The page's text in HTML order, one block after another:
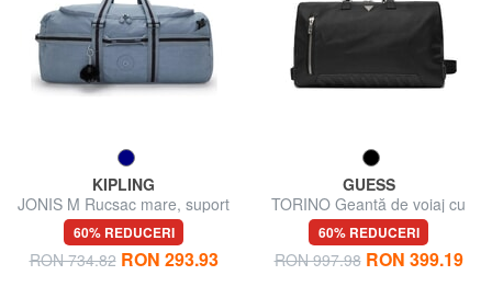
KIPLING
JONIS M Rucsac mare, suport
pentru laptop de 15".
60% REDUCERI
RON 734.82 RON 293.93
GUESS
TORINO Geantă de voiaj cu
curea de umăr
60% REDUCERI
RON 997.98 RON 399.19